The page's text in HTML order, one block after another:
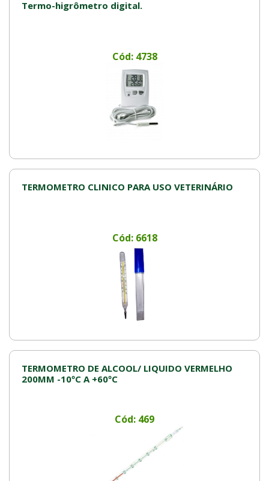
Termo-higrômetro digital.
Cód: 4738
TERMOMETRO CLINICO PARA USO VETERINÁRIO
Cód: 6618
TERMOMETRO DE ALCOOL/ LIQUIDO VERMELHO
200MM -10ºC A +60ºC
Cód: 469